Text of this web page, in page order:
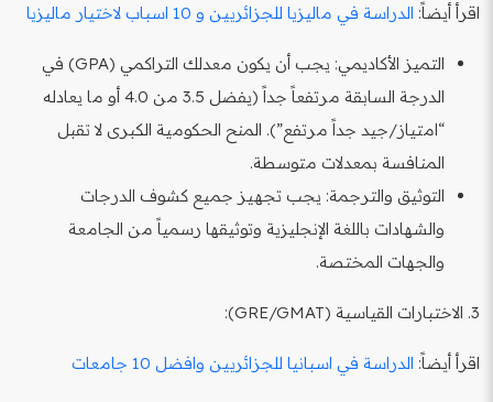
اقرأ أيضاً: الدراسة في ماليزيا للجزائريين و 10 اسباب لاختيار ماليزيا
التميز الأكاديمي: يجب أن يكون معدلك التراكمي (GPA) في
الدرجة السابقة مرتفعاً جداً (يفضل 3.5 من 4.0 أو ما يعادله
“امتياز/جيد جداً مرتفع”). المنح الحكومية الكبرى لا تقبل
المنافسة بمعدلات متوسطة.
التوثيق والترجمة: يجب تجهيز جميع كشوف الدرجات
والشهادات باللغة الإنجليزية وتوثيقها رسمياً من الجامعة
والجهات المختصة.
3. الاختبارات القياسية (GRE/GMAT):
اقرأ أيضاً: الدراسة في اسبانيا للجزائريين وافضل 10 جامعات